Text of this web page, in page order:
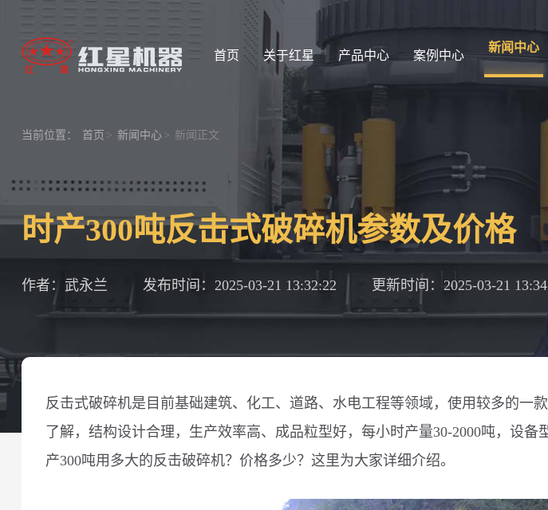
首页 关于红星 产品中心 案例中心
新闻中心
当前位置： 首页 > 新闻中心 > 新闻正文
时产300吨反击式破碎机参数及价格
作者：武永兰 发布时间：2025-03-21 13:32:22 更新时间：2025-03-21
反击式破碎机是目前基础建筑、化工、道路、水电工程等领域，使用较多的一
了解，结构设计合理，生产效率高、成品粒型好，每小时产量30-2000吨，设备
产300吨用多大的反击破碎机？价格多少？这里为大家详细介绍。